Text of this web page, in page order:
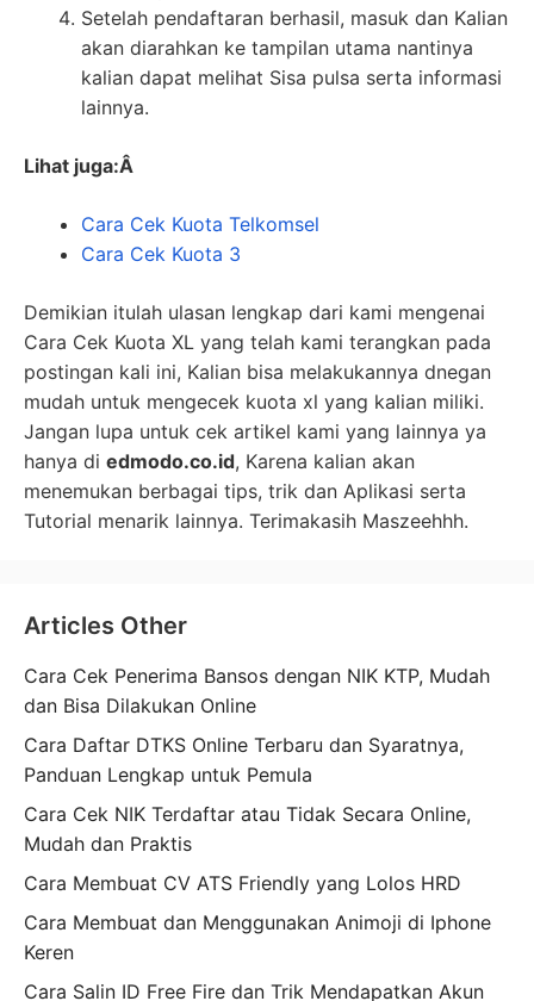
Setelah pendaftaran berhasil, masuk dan Kalian
akan diarahkan ke tampilan utama nantinya
kalian dapat melihat Sisa pulsa serta informasi
lainnya.
Lihat juga:Â
Cara Cek Kuota Telkomsel
Cara Cek Kuota 3
Demikian itulah ulasan lengkap dari kami mengenai
Cara Cek Kuota XL yang telah kami terangkan pada
postingan kali ini, Kalian bisa melakukannya dnegan
mudah untuk mengecek kuota xl yang kalian miliki.
Jangan lupa untuk cek artikel kami yang lainnya ya
hanya di edmodo.co.id, Karena kalian akan
menemukan berbagai tips, trik dan Aplikasi serta
Tutorial menarik lainnya. Terimakasih Maszeehhh.
Articles Other
Cara Cek Penerima Bansos dengan NIK KTP, Mudah
dan Bisa Dilakukan Online
Cara Daftar DTKS Online Terbaru dan Syaratnya,
Panduan Lengkap untuk Pemula
Cara Cek NIK Terdaftar atau Tidak Secara Online,
Mudah dan Praktis
Cara Membuat CV ATS Friendly yang Lolos HRD
Cara Membuat dan Menggunakan Animoji di Iphone
Keren
Cara Salin ID Free Fire dan Trik Mendapatkan Akun